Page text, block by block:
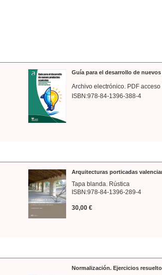
Guía para el desarrollo de
Archivo electrónico. PDF acceso
ISBN:978-84-1396-388-4
Arquitecturas porticadas
Tapa blanda. Rústica
ISBN:978-84-1396-289-4
30,00 €
Normalización. Ejercicios